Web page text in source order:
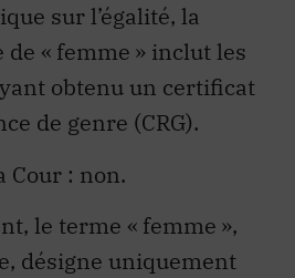
sur l’égalité, la
« femme » inclut les
obtenu un certificat
de genre (CRG).
Cour : non.
le terme « femme »,
désigne uniquement